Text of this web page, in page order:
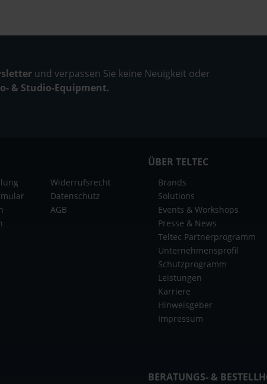
und verpassen Sie keine Neuigkeit oder
& Studio-Equipment.
Widerrufsrecht
Datenschutz
AGB
ÜBER TELTEC
Brands
Solutions
Events & Workshops
Presse & News
Teltec Partnerprogramm
Unternehmensprofil
Schutzprogramm
Leistungen
Karriere
Hinweisgeber
Impressum
BERATUNGS- &